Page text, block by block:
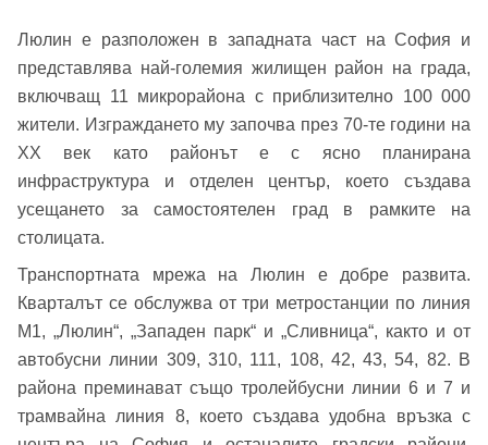
Люлин е разположен в западната част на София и
представлява най-големия жилищен район на града,
включващ 11 микрорайона с приблизително 100 000
жители. Изграждането му започва през 70-те години на
XX век като районът е с ясно планирана
инфраструктура и отделен център, което създава
усещането за самостоятелен град в рамките на
столицата.
Транспортната мрежа на Люлин е добре развита.
Кварталът се обслужва от три метростанции по линия
М1, „Люлин“, „Западен парк“ и „Сливница“, както и от
автобусни линии 309, 310, 111, 108, 42, 43, 54, 82. В
района преминават също тролейбусни линии 6 и 7 и
трамвайна линия 8, което създава удобна връзка с